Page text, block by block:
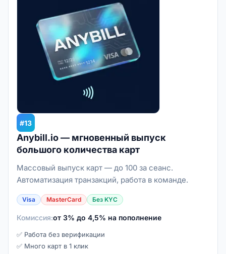
#13
Anybill.io — мгновенный выпуск
большого количества карт
Массовый выпуск карт — до 100 за сеанс.
Автоматизация транзакций, работа в команде.
Visa MasterCard Без KYC
Комиссия:от 3% до 4,5% на пополнение
✅ Работа без верификации
✅ Много карт в 1 клик